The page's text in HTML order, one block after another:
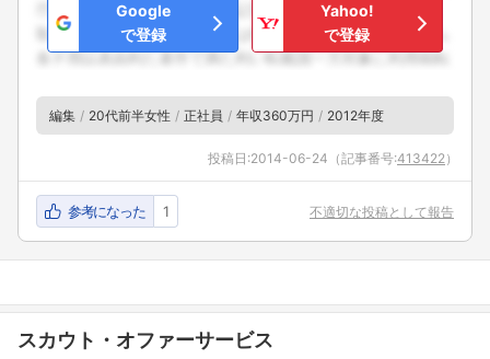
Google
で登録
Yahoo!
で登録
編集 20代前半女性 正社員 年収360万円 2012年度
投稿日:2014-06-24 （記事番号:413422）
参考になった 1 不適切な投稿として報告
スカウト・オファーサービス